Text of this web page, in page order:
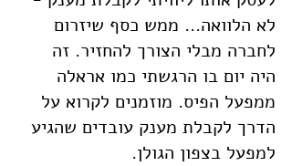
לא הלוואה... ממש כסף שיזרום
לחברה מבלי הצורך להחזיר. זה
היה יום בו הרגשתי כמו אראלה
ממפעל הפיס. מוזמנים לקרוא על
הדרך לקבלת מענק עובדים שהגיע
למפעל בצפון הגולן.